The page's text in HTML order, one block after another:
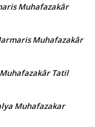
Muhafazakâr
Muhafazakâr
Tatil
Muhafazakar